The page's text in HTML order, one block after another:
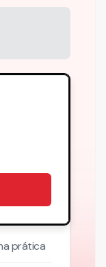
prática